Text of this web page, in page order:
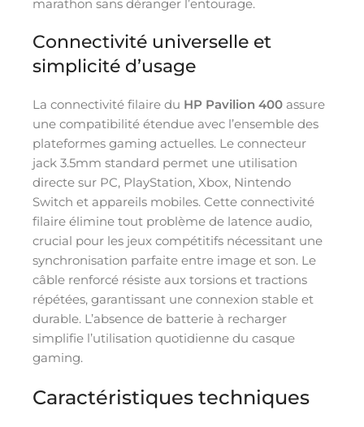
marathon sans déranger l’entourage.
Connectivité universelle et
simplicité d’usage
La connectivité filaire du HP Pavilion 400 assure
une compatibilité étendue avec l’ensemble des
plateformes gaming actuelles. Le connecteur
jack 3.5mm standard permet une utilisation
directe sur PC, PlayStation, Xbox, Nintendo
Switch et appareils mobiles. Cette connectivité
filaire élimine tout problème de latence audio,
crucial pour les jeux compétitifs nécessitant une
synchronisation parfaite entre image et son. Le
câble renforcé résiste aux torsions et tractions
répétées, garantissant une connexion stable et
durable. L’absence de batterie à recharger
simplifie l’utilisation quotidienne du casque
gaming.
Caractéristiques techniques